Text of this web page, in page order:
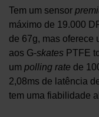
Tem um sensor
máximo de 19.000
de 67g, mas oferece
aos G-skates PTFE
um polling rate de
2,08ms de latência
tem uma fiabilidade